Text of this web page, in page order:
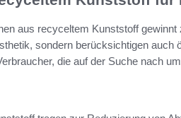
aus recyceltem Kunststoff
sondern berücksichtigen auch
die auf der Suche nach